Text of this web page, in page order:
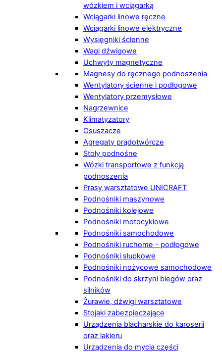
wózkiem i wciągarką
Wciągarki linowe ręczne
Wciągarki linowe elektryczne
Wysięgniki ścienne
Wagi dźwigowe
Uchwyty magnetyczne
Magnesy do ręcznego podnoszenia
Wentylatory ścienne i podłogowe
Wentylatory przemysłowe
Nagrzewnice
Klimatyzatory
Osuszacze
Agregaty prądotwórcze
Stoły podnośne
Wózki transportowe z funkcją
podnoszenia
Prasy warsztatowe UNICRAFT
Podnośniki maszynowe
Podnośniki kolejowe
Podnośniki motocyklowe
Podnośniki samochodowe
Podnośniki ruchome - podłogowe
Podnośniki słupkowe
Podnośniki nożycowe samochodowe
Podnośniki do skrzyni biegów oraz
silników
Żurawie, dźwigi warsztatowe
Stojaki zabezpieczające
Urządzenia blacharskie do karoserii
oraz lakieru
Urządzenia do mycia części